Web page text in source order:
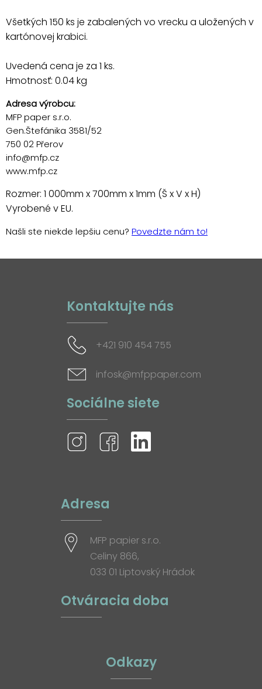
Všetkých 150 ks je zabalených vo vrecku a uložených v
kartónovej krabici.
Uvedená cena je za 1 ks.
Hmotnosť: 0.04 kg
Adresa výrobcu:
MFP paper s.r.o.
Gen.Štefánika 3581/52
750 02 Přerov
info@mfp.cz
www.mfp.cz
Rozmer: 1 000mm x 700mm x 1mm (Š x V x H)
Vyrobené v EU.
Našli ste niekde lepšiu cenu? Povedzte nám to!
Kontaktujte nás
+421 910 454 755
infosk@mfppaper.com
Sociálne siete
Adresa
MFP papier s.r.o.
Celiny 866,
033 01 Liptovský Hrádok
Otváracia doba
Odkazy